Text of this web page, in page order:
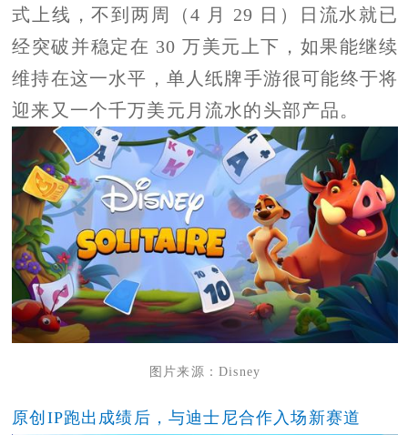
式上线，不到两周（4 月 29 日）日流水就已
经突破并稳定在 30 万美元上下，如果能继续
维持在这一水平，单人纸牌手游很可能终于将
迎来又一个千万美元月流水的头部产品。
图片来源：Disney
原创IP跑出成绩后，与迪士尼合作入场新赛道